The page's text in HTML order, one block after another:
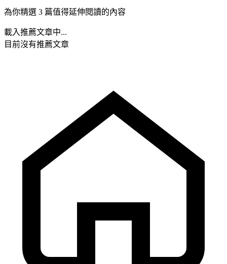
為你精選 3 篇值得延伸閱讀的內容
載入推薦文章中...
目前沒有推薦文章